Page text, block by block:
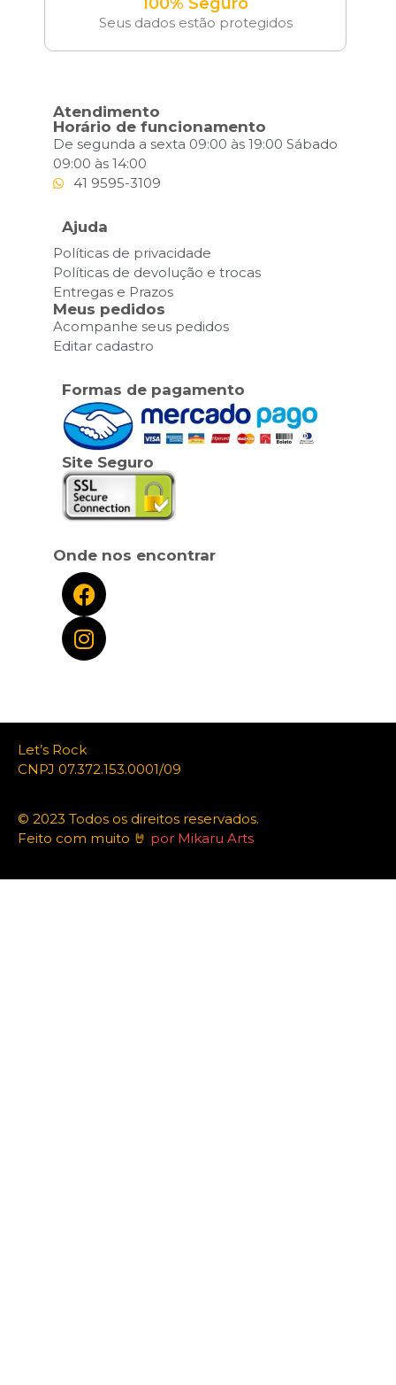
Seus dados estão protegidos
Atendimento
Horário de funcionamento
De segunda a sexta 09:00 às 19:00 Sábado
09:00 às 14:00
41 9595-3109
Ajuda
Políticas de privacidade
Políticas de devolução e trocas
Entregas e Prazos
Meus pedidos
Acompanhe seus pedidos
Editar cadastro
Formas de pagamento
Site Seguro
Onde nos encontrar
Let’s Rock
CNPJ 07.372.153.0001/09
© 2023 Todos os direitos reservados.
Feito com muito 🤘 por Mikaru Arts